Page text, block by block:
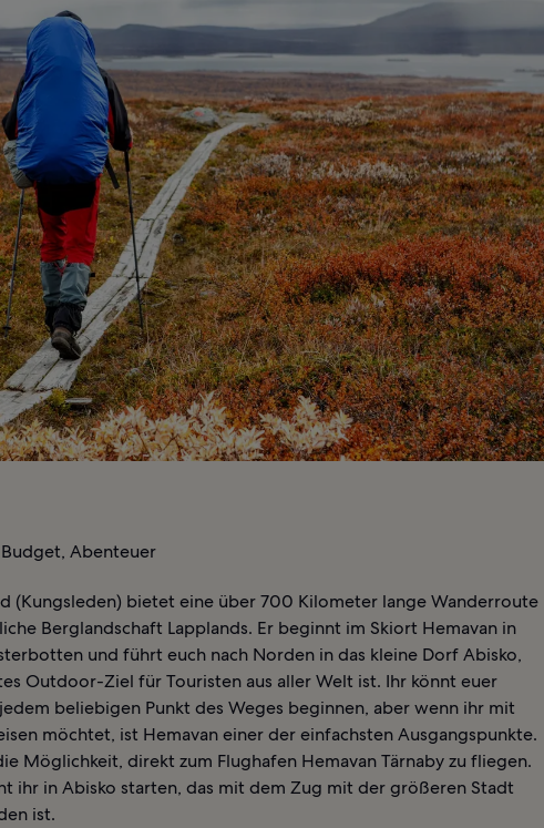
Abenteuer
(Kungsleden) bietet eine über 700 Kilometer lange Wanderroute
Berglandschaft Lapplands. Er beginnt im Skiort Hemavan in
und führt euch nach Norden in das kleine Dorf Abisko,
Outdoor-Ziel für Touristen aus aller Welt ist. Ihr könnt euer
beliebigen Punkt des Weges beginnen, aber wenn ihr mit
möchtet, ist Hemavan einer der einfachsten Ausgangspunkte.
Möglichkeit, direkt zum Flughafen Hemavan Tärnaby zu fliegen.
ihr in Abisko starten, das mit dem Zug mit der größeren Stadt
ist.